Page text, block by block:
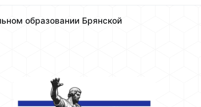
образовании Брянской